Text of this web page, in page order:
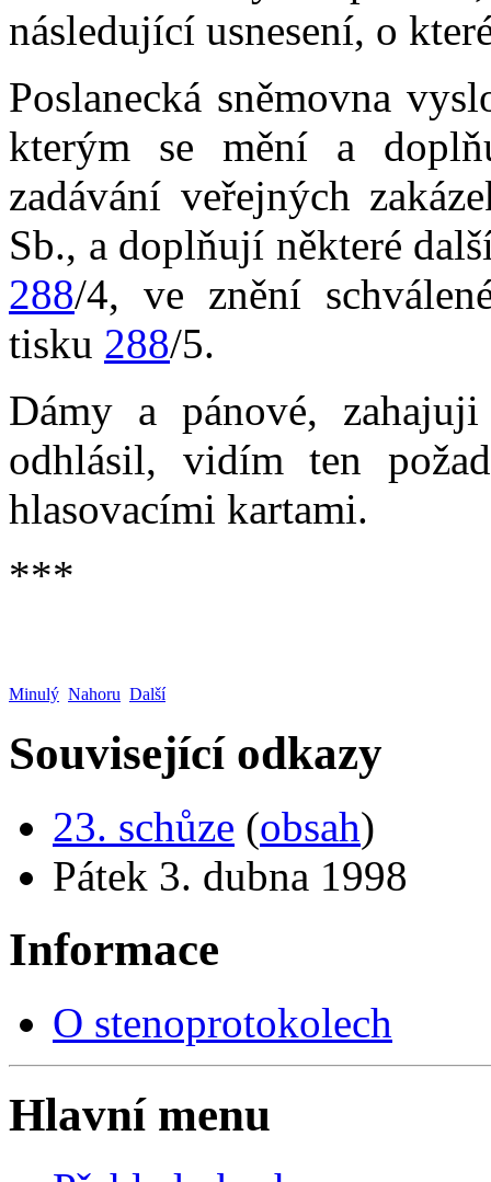
následující usnesení, o
Poslanecká sněmovna
kterým se mění a
zadávání veřejných
Sb., a doplňují některé
288/4, ve znění
tisku 288/5.
Dámy a pánové,
odhlásil, vidím ten
hlasovacími kartami.
***
Minulý Nahoru Další
Související odkazy
23. schůze (obsah)
Pátek 3. dubna 1998
Informace
O stenoprotokolech
Hlavní menu